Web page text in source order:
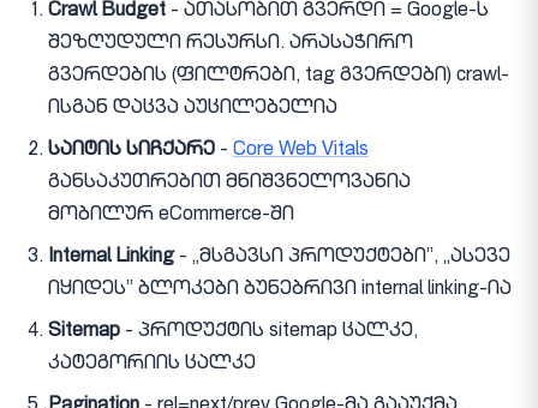
Crawl Budget - ათასობით გვერდი = Google-ს
შეზღუდული რესურსი. არასაჭირო
გვერდების (ფილტრები, tag გვერდები) crawl-
ისგან დაცვა აუცილებელია
საიტის სიჩქარე - Core Web Vitals
განსაკუთრებით მნიშვნელოვანია
მობილურ eCommerce-ში
Internal Linking- „მსგავსი პროდუქტები”, „ასევე
იყიდეს” ბლოკები ბუნებრივი internal linking-ია
Sitemap - პროდუქტის sitemap ცალკე,
კატეგორიის ცალკე